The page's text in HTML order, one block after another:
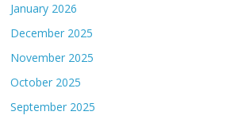
January 2026
December 2025
November 2025
October 2025
September 2025